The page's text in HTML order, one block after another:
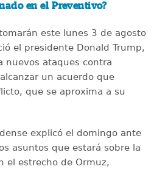
en el Preventivo?
este lunes 3 de agosto
el presidente Donald Trump,
nuevos ataques contra
un acuerdo que
que se aproxima a su
explicó el domingo ante
asuntos que estará sobre la
el estrecho de Ormuz,